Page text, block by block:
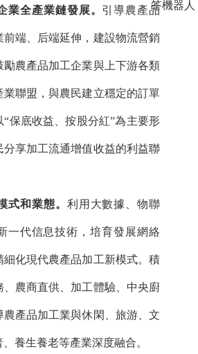
業全產業鏈發展。 引導農產品
前端、后端延伸，建設物流營銷
勵農產品加工企業與上下游各類
業聯盟，與農民建立穩定的訂單
“保底收益、按股分紅”為主要形
分享加工流通增值收益的利益聯
式和業態。 利用大數據、物聯
一代信息技術，培育發展網絡
細化現代農產品加工新模式。積
、農商直供、加工體驗、中央廚
農產品加工業與休閑、旅游、文
養生養老等產業深度融合。